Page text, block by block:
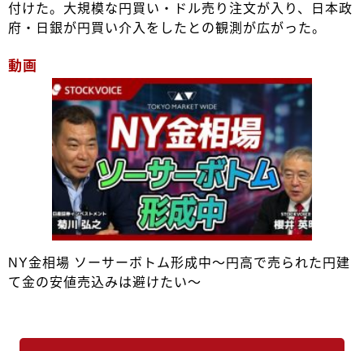
付けた。大規模な円買い・ドル売り注文が入り、日本政
府・日銀が円買い介入をしたとの観測が広がった。
動画
NY金相場 ソーサーボトム形成中～円高で売られた円建
て金の安値売込みは避けたい～